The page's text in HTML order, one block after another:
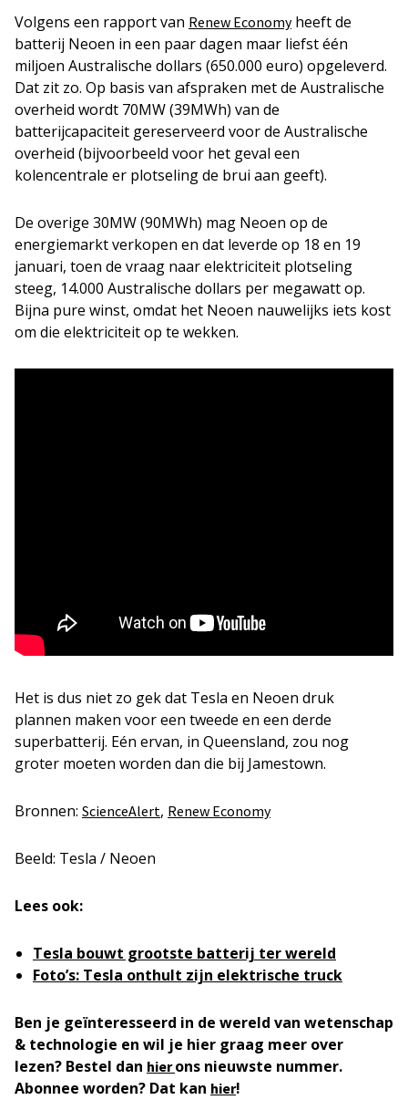
Volgens een rapport van Renew Economyheeft de
batterij Neoen in een paar dagen maar liefst één
miljoen Australische dollars (650.000 euro) opgeleverd.
Dat zit zo. Op basis van afspraken met de Australische
overheid wordt 70MW (39MWh) van de
batterijcapaciteit gereserveerd voor de Australische
overheid (bijvoorbeeld voor het geval een
kolencentrale er plotseling de brui aan geeft).
De overige 30MW (90MWh) mag Neoen op de
energiemarkt verkopen en dat leverde op 18 en 19
januari, toen de vraag naar elektriciteit plotseling
steeg, 14.000 Australische dollars per megawatt op.
Bijna pure winst, omdat het Neoen nauwelijks iets kost
om die elektriciteit op te wekken.
Het is dus niet zo gek dat Tesla en Neoen druk
plannen maken voor een tweede en een derde
superbatterij. Eén ervan, in Queensland, zou nog
groter moeten worden dan die bij Jamestown.
Bronnen: ScienceAlert, Renew Economy
Beeld: Tesla / Neoen
Lees ook:
Tesla bouwt grootste batterij ter wereld
Foto’s: Tesla onthult zijn elektrische truck
Ben je geïnteresseerd in de wereld van wetenschap
& technologie en wil je hier graag meer over
lezen? Bestel dan hierons nieuwste nummer.
Abonnee worden? Dat kan hier!